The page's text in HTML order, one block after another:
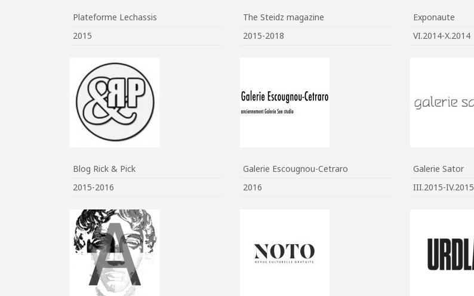
Plateforme Lechassis
2015
Blog Rick & Pick
2015-2016
The Steidz magazine
2015-2018
Galerie Escougnou-Cetraro
2016
Exponaute
VI.2014-X.2014
Galerie Sator
III.2015-IV.2015